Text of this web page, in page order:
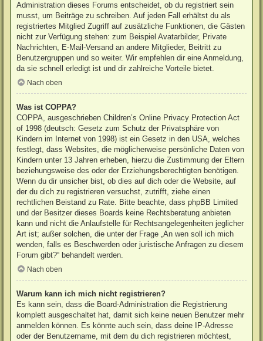
Administration dieses Forums entscheidet, ob du registriert sein
musst, um Beiträge zu schreiben. Auf jeden Fall erhältst du als
registriertes Mitglied Zugriff auf zusätzliche Funktionen, die Gästen
nicht zur Verfügung stehen: zum Beispiel Avatarbilder, Private
Nachrichten, E-Mail-Versand an andere Mitglieder, Beitritt zu
Benutzergruppen und so weiter. Wir empfehlen dir eine Anmeldung,
da sie schnell erledigt ist und dir zahlreiche Vorteile bietet.
Nach oben
Was ist COPPA?
COPPA, ausgeschrieben Children’s Online Privacy Protection Act
of 1998 (deutsch: Gesetz zum Schutz der Privatsphäre von
Kindern im Internet von 1998) ist ein Gesetz in den USA, welches
festlegt, dass Websites, die möglicherweise persönliche Daten von
Kindern unter 13 Jahren erheben, hierzu die Zustimmung der Eltern
beziehungsweise des oder der Erziehungsberechtigten benötigen.
Wenn du dir unsicher bist, ob dies auf dich oder die Website, auf
der du dich zu registrieren versuchst, zutrifft, ziehe einen
rechtlichen Beistand zu Rate. Bitte beachte, dass phpBB Limited
und der Besitzer dieses Boards keine Rechtsberatung anbieten
kann und nicht die Anlaufstelle für Rechtsangelegenheiten jeglicher
Art ist; außer solchen, die unter der Frage „An wen soll ich mich
wenden, falls es Beschwerden oder juristische Anfragen zu diesem
Forum gibt?“ behandelt werden.
Nach oben
Warum kann ich mich nicht registrieren?
Es kann sein, dass die Board-Administration die Registrierung
komplett ausgeschaltet hat, damit sich keine neuen Benutzer mehr
anmelden können. Es könnte auch sein, dass deine IP-Adresse
oder der Benutzername, mit dem du dich registrieren möchtest,